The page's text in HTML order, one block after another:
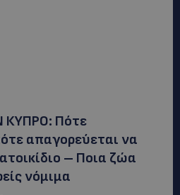
ΚΥΠΡΟ: Πότε
απαγορεύεται να
– Ποια ζώα
νόμιμα